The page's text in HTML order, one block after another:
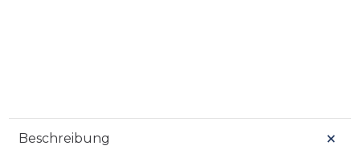
Beschreibung